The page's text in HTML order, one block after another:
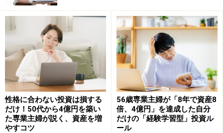
性格に合わない投資は損する
だけ！50代から4億円を築い
た専業主婦が説く、資産を増
やすコツ
56歳専業主婦が「8年で資産8
倍、4億円」を達成した自分
だけの「経験学習型」投資ル
ール